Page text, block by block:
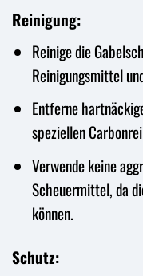
Reinigung:
Reinige die
Reinigungsmittel
Entferne
speziellen
Verwende keine
Scheuermittel, da
können.
Schutz: